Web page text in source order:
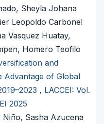
Sheyla Johana
Leopoldo Carbonel
Vasquez Huatay,
Homero Teofilo
and
Advantage of Global
, LACCEI: Vol.
2025
Sasha Azucena